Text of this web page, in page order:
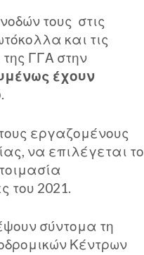
τους στις
και τις
ΓΓΑ στην
έχουν
.
εργαζομένους
να επιλέγεται το
του 2021.
σύντομα τη
Κέντρων